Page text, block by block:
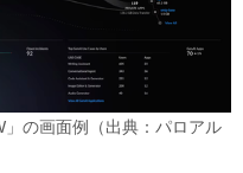
の画面例（出典：パロアル